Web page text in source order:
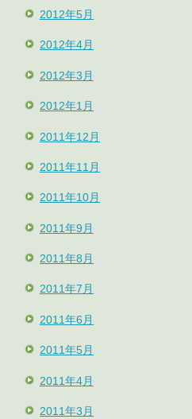
2012年5月
2012年4月
2012年3月
2012年1月
2011年12月
2011年11月
2011年10月
2011年9月
2011年8月
2011年7月
2011年6月
2011年5月
2011年4月
2011年3月